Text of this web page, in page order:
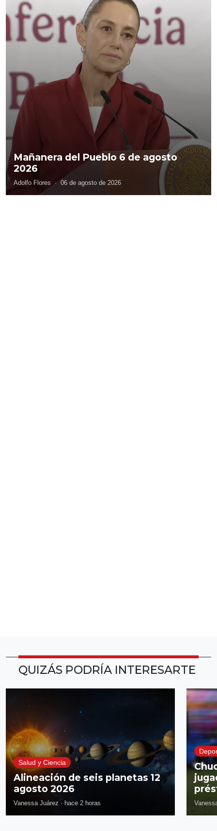
Mañanera del Pueblo 6 de agosto
2026
Adolfo Flores · 06 de agosto de 2026
QUIZÁS PODRÍA INTERESARTE
Salud y Ciencia
Alineación de seis planetas 12
agosto 2026
Vanessa Juárez · hace 2 horas